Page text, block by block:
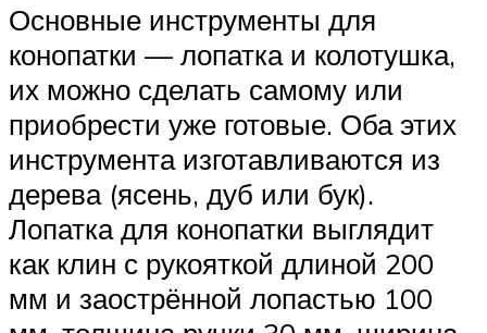
Основные инструменты для
конопатки — лопатка и колотушка,
их можно сделать самому или
приобрести уже готовые. Оба этих
инструмента изготавливаются из
дерева (ясень, дуб или бук).
Лопатка для конопатки выглядит
как клин с рукояткой длиной 200
мм и заострённой лопастью 100